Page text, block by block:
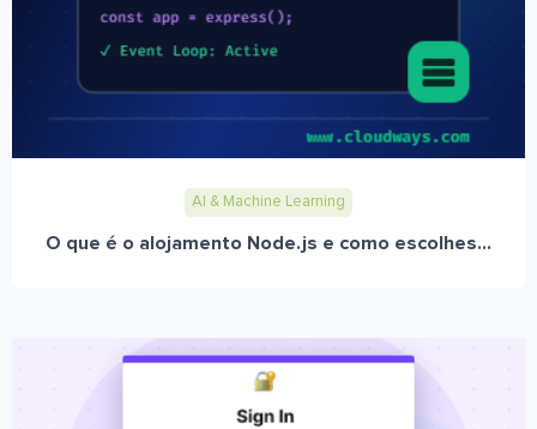
AI & Machine Learning
O que é o alojamento Node.js e como escolhes...